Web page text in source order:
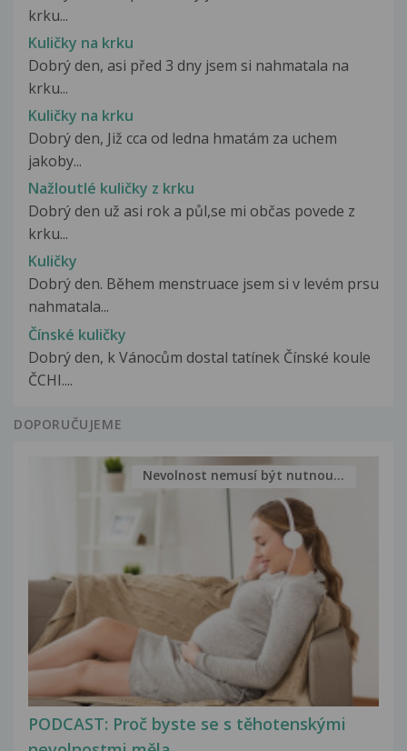
krku...
Kuličky na krku
Dobrý den, asi před 3 dny jsem si nahmatala na
krku...
Kuličky na krku
Dobrý den, Již cca od ledna hmatám za uchem
jakoby...
Nažloutlé kuličky z krku
Dobrý den už asi rok a půl,se mi občas povede z
krku...
Kuličky
Dobrý den. Během menstruace jsem si v levém prsu
nahmatala...
Čínské kuličky
Dobrý den, k Vánocům dostal tatínek Čínské koule
ČCHI....
DOPORUČUJEME
PODCAST: Proč byste se s těhotenskými
Nevolnost nemusí být nutnou...